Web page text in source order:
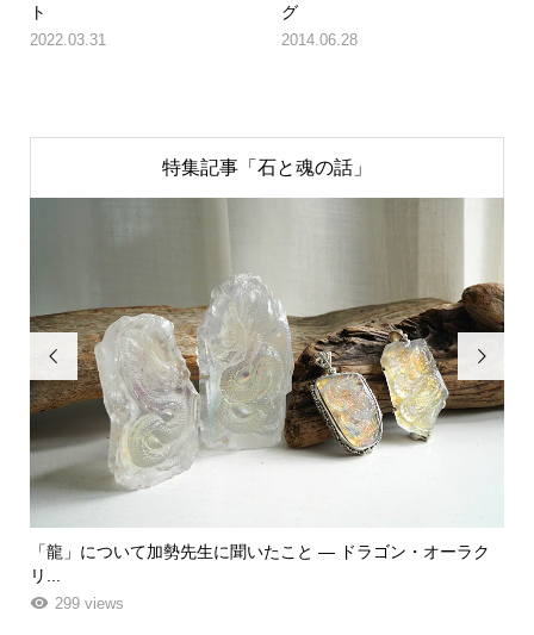
ト
2022.03.31
グ
2014.06.28
特集記事「石と魂の話」

ーラク
「飾る」から「使う」へ。鉱物と植物が織りなす贅沢なフ
261 views
